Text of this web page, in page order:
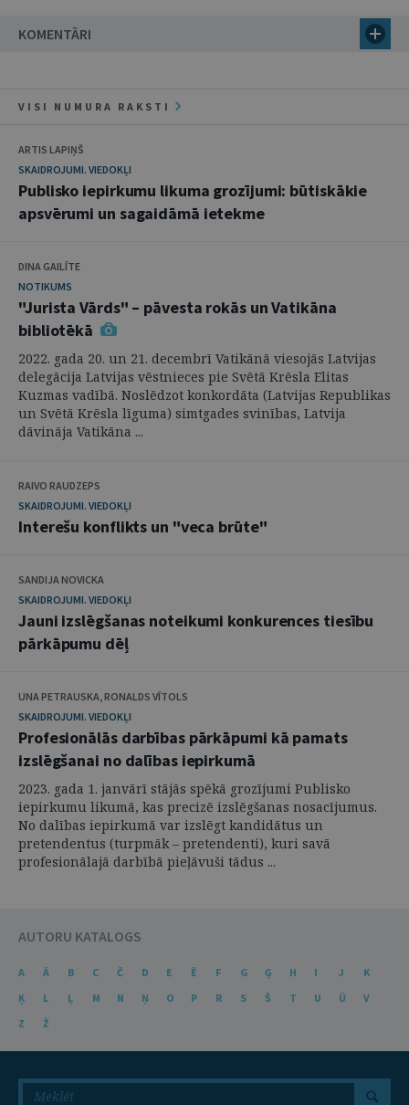
KOMENTĀRI
VISI NUMURA RAKSTI
ARTIS LAPIŅŠ
SKAIDROJUMI. VIEDOKĻI
Publisko iepirkumu likuma grozījumi: būtiskākie
apsvērumi un sagaidāmā ietekme
DINA GAILĪTE
NOTIKUMS
"Jurista Vārds" – pāvesta rokās un Vatikāna
bibliotēkā
2022. gada 20. un 21. decembrī Vatikānā viesojās Latvijas
delegācija Latvijas vēstnieces pie Svētā Krēsla Elitas
Kuzmas vadībā. Noslēdzot konkordāta (Latvijas Republikas
un Svētā Krēsla līguma) simtgades svinības, Latvija
dāvināja Vatikāna ...
RAIVO RAUDZEPS
SKAIDROJUMI. VIEDOKĻI
Interešu konflikts un "veca brūte"
SANDIJA NOVICKA
SKAIDROJUMI. VIEDOKĻI
Jauni izslēgšanas noteikumi konkurences tiesību
pārkāpumu dēļ
UNA PETRAUSKA, RONALDS VĪTOLS
SKAIDROJUMI. VIEDOKĻI
Profesionālās darbības pārkāpumi kā pamats
izslēgšanai no dalības iepirkumā
2023. gada 1. janvārī stājās spēkā grozījumi Publisko
iepirkumu likumā, kas precizē izslēgšanas nosacījumus.
No dalības iepirkumā var izslēgt kandidātus un
pretendentus (turpmāk – pretendenti), kuri savā
profesionālajā darbībā pieļāvuši tādus ...
AUTORU KATALOGS
A Ā B C Č D E Ē F G Ģ H I J
K
Ķ
L Ļ M N Ņ O P R S Š T U Ū
V
Z
Ž